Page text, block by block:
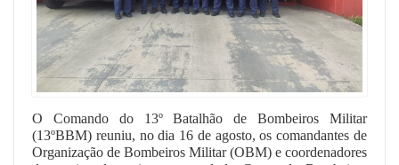
O Comando do 13º Batalhão de Bombeiros Militar
(13ºBBM) reuniu, no dia 16 de agosto, os comandantes de
Organização de Bombeiros Militar (OBM) e coordenadores